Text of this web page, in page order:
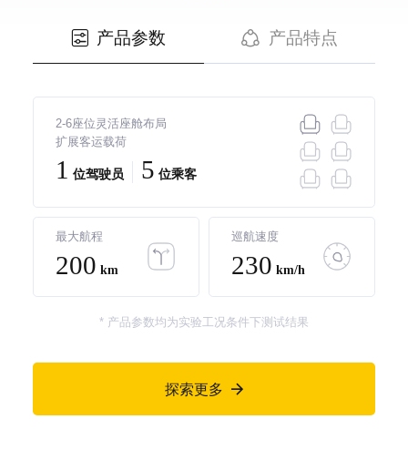
 产品参数  产品特点
2-6座位灵活座舱布局
扩展客运载荷
1 位驾驶员 5 位乘客
最大航程
200 km
巡航速度
230 km/h
* 产品参数均为实验工况条件下测试结果
探索更多 